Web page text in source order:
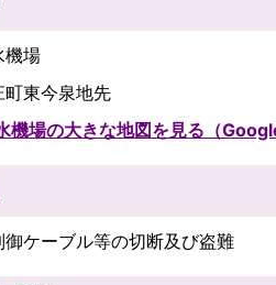
機場
東今泉地先
機場の大きな地図を見る（
ケーブル等の切断及び盗難